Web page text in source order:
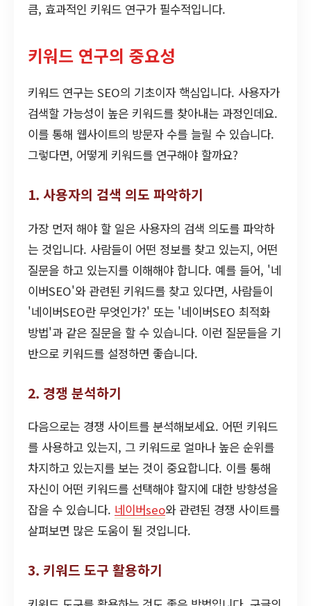
큼, 효과적인 키워드 연구가 필수적입니다.
키워드 연구의 중요성
키워드 연구는 SEO의 기초이자 핵심입니다. 사용자가
검색할 가능성이 높은 키워드를 찾아내는 과정인데요.
이를 통해 웹사이트의 방문자 수를 늘릴 수 있습니다.
그렇다면, 어떻게 키워드를 연구해야 할까요?
1. 사용자의 검색 의도 파악하기
가장 먼저 해야 할 일은 사용자의 검색 의도를 파악하
는 것입니다. 사람들이 어떤 정보를 찾고 있는지, 어떤
질문을 하고 있는지를 이해해야 합니다. 예를 들어, '네
이버SEO'와 관련된 키워드를 찾고 있다면, 사람들이
'네이버SEO란 무엇인가?' 또는 '네이버SEO 최적화
방법'과 같은 질문을 할 수 있습니다. 이런 질문들을 기
반으로 키워드를 설정하면 좋습니다.
2. 경쟁 분석하기
다음으로는 경쟁 사이트를 분석해보세요. 어떤 키워드
를 사용하고 있는지, 그 키워드로 얼마나 높은 순위를
차지하고 있는지를 보는 것이 중요합니다. 이를 통해
자신이 어떤 키워드를 선택해야 할지에 대한 방향성을
잡을 수 있습니다. 네이버seo와 관련된 경쟁 사이트를
살펴보면 많은 도움이 될 것입니다.
3. 키워드 도구 활용하기